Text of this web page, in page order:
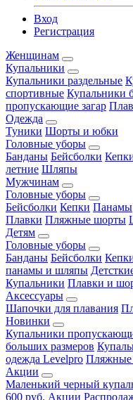
Вход
Регистрация
Женщинам
Купальники
Купальники раздельные
спортивные Купальники
пропускающие загар
Одежда
Туники Шорты и юбки
Головные уборы
Банданы Бейсболки
летние Шляпы
Мужчинам
Головные уборы
Бейсболки Кепки Панамы
Плавки Пляжные шорты
Детям
Головные уборы
Банданы Бейсболки
панамы и шляпы
Купальники Плавки и
Аксессуары
Шапочки для плавания
Новинки
Купальники
больших размеров
одежда Levelpro Пляжные
Акции
Маленький черный
600 руб. Акции